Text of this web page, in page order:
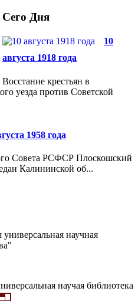
Сего Дня
10
августа 1918 года
Восстание крестьян в
уезда против Советской
1958 года
Совета РСФСР Плоскошский
Калининской об...
научная
научая библиотека